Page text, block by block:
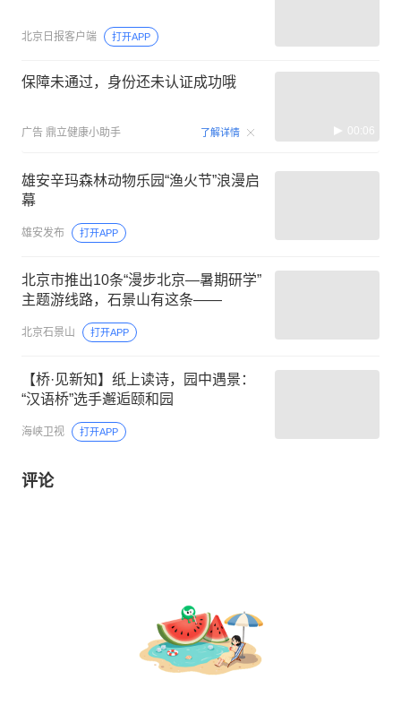
北京日报客户端 打开APP
保障未通过，身份还未认证成功哦
广告 鼎立健康小助手 了解详情 00:06
雄安辛玛森林动物乐园“渔火节”浪漫启
幕
雄安发布 打开APP
北京市推出10条“漫步北京—暑期研学”
主题游线路，石景山有这条——
北京石景山 打开APP
【桥·见新知】纸上读诗，园中遇景：
“汉语桥”选手邂逅颐和园
海峡卫视 打开APP
评论